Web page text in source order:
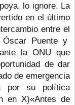
lo ignore. La
en el último
entre el
Óscar Puente y
la ONU que
de dar
de emergencia
por su política
en X)«Antes de